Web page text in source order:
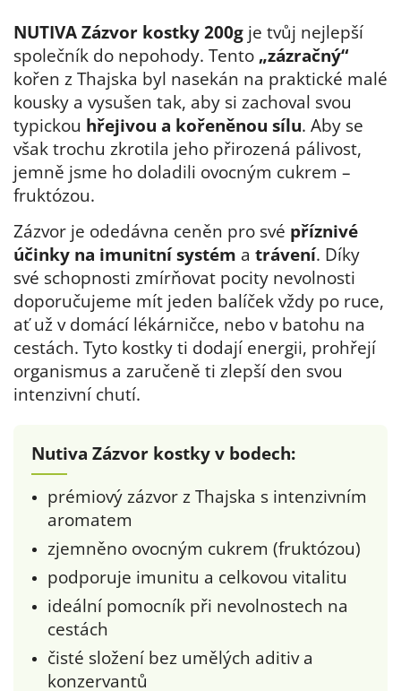
NUTIVA Zázvor kostky 200g je tvůj nejlepší
společník do nepohody. Tento „zázračný“
kořen z Thajska byl nasekán na praktické malé
kousky a vysušen tak, aby si zachoval svou
typickou hřejivou a kořeněnou sílu. Aby se
však trochu zkrotila jeho přirozená pálivost,
jemně jsme ho doladili ovocným cukrem –
fruktózou.
Zázvor je odedávna ceněn pro své příznivé
účinky na imunitní systém a trávení. Díky
své schopnosti zmírňovat pocity nevolnosti
doporučujeme mít jeden balíček vždy po ruce,
ať už v domácí lékárničce, nebo v batohu na
cestách. Tyto kostky ti dodají energii, prohřejí
organismus a zaručeně ti zlepší den svou
intenzivní chutí.
Nutiva Zázvor kostky v bodech:
prémiový zázvor z Thajska s intenzivním
aromatem
zjemněno ovocným cukrem (fruktózou)
podporuje imunitu a celkovou vitalitu
ideální pomocník při nevolnostech na
cestách
čisté složení bez umělých aditiv a
konzervantů